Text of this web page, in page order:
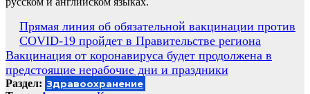
Навигация
по
записям
Прямая линия об обязательной вакцинации против
COVID-19 пройдет в Правительстве региона
Вакцинация от коронавируса будет продолжена в
предстоящие нерабочие дни и праздники
Раздел: Здравоохранение